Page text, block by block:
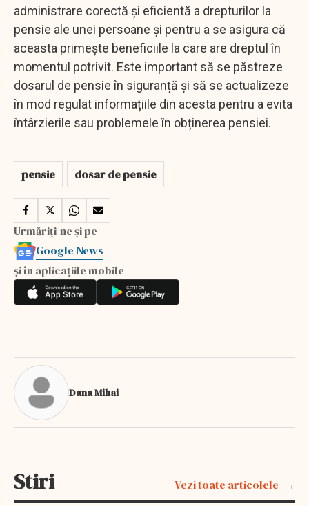
administrare corectă și eficientă a drepturilor la
pensie ale unei persoane și pentru a se asigura că
aceasta primește beneficiile la care are dreptul în
momentul potrivit. Este important să se păstreze
dosarul de pensie în siguranță și să se actualizeze
în mod regulat informațiile din acesta pentru a evita
întârzierile sau problemele în obținerea pensiei.
pensie dosar de pensie
Urmăriți-ne și pe
Google News
și în aplicațiile mobile
Dana Mihai
Stiri Vezi toate articolele